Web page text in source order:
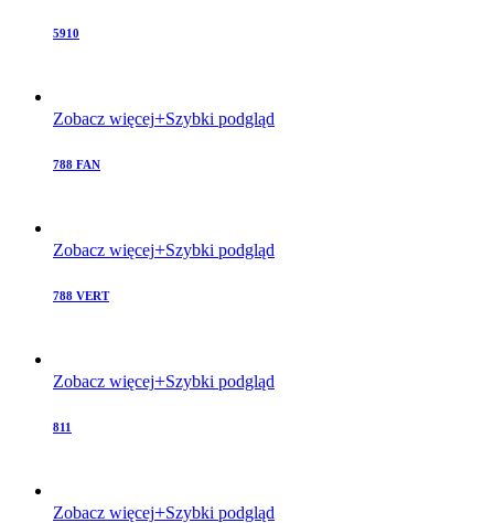
5910
Zobacz więcej Szybki podgląd
788 FAN
Zobacz więcej Szybki podgląd
788 VERT
Zobacz więcej Szybki podgląd
811
Zobacz więcej Szybki podgląd